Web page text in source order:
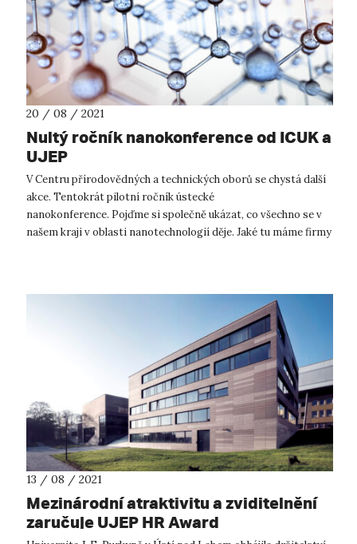
20 / 08 / 2021
Nultý ročník nanokonference od ICUK a
UJEP
V Centru přírodovědných a technických oborů se chystá další
akce. Tentokrát pilotní ročník ústecké
nanokonference. Pojďme si společně ukázat, co všechno se v
našem kraji v oblasti nanotechnologií děje. Jaké tu máme firmy
13 / 08 / 2021
Mezinárodní atraktivitu a zviditelnění
zaručuje UJEP HR Award